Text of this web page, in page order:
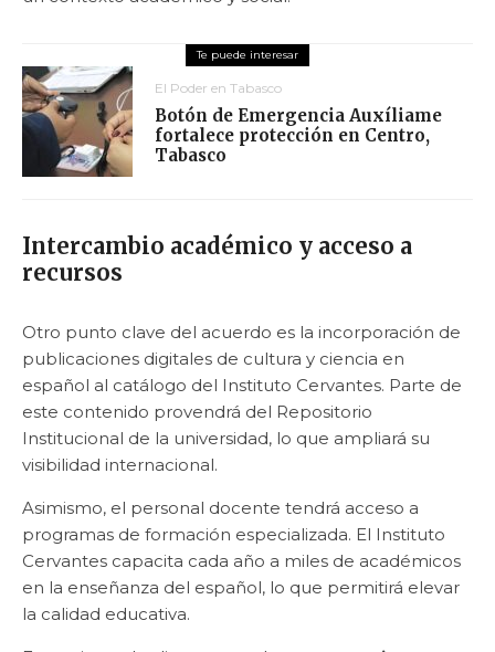
El Poder en Tabasco
Botón de Emergencia Auxíliame
fortalece protección en Centro,
Tabasco
Intercambio académico y acceso a
recursos
Otro punto clave del acuerdo es la incorporación de
publicaciones digitales de cultura y ciencia en
español al catálogo del Instituto Cervantes. Parte de
este contenido provendrá del Repositorio
Institucional de la universidad, lo que ampliará su
visibilidad internacional.
Asimismo, el personal docente tendrá acceso a
programas de formación especializada. El Instituto
Cervantes capacita cada año a miles de académicos
en la enseñanza del español, lo que permitirá elevar
la calidad educativa.